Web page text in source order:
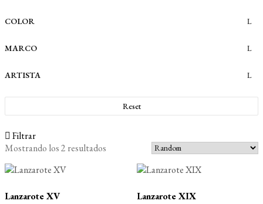
COLOR
MARCO
ARTISTA
Reset
Filtrar
Mostrando los 2 resultados
Lanzarote XV Lanzarote XIX